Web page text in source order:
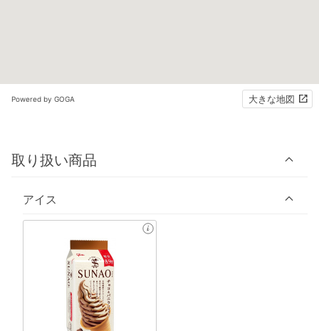
Powered by GOGA 大きな地図
取り扱い商品
アイス